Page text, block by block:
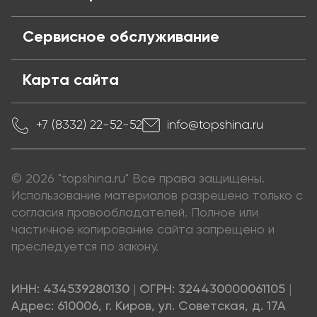
Сервисное обслуживание
Карта сайта
+7 (8332) 22-52-52 info@topshina.ru
© 2026 "topshina.ru" Все права защищены.
Использование материалов разрешено только с
согласия правообладателей. Полное или
частичное копирование сайта запрещено и
преследуется по закону.
ИНН: 434539280130 ОГРН: 324430000061105
Адрес: 610006, г. Киров, ул. Советская, д. 17А